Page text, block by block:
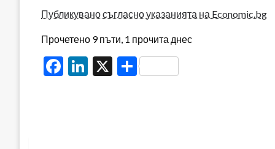
Публикувано съгласно указанията на Economic.bg
Прочетено 9 пъти, 1 прочита днес
Facebook
LinkedIn
X Share